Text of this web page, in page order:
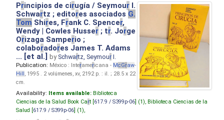
Principios de cirugía / Seymour I.
Schwartz ; editores asociados G.
Tom Shires, Frank C. Spencer,
Wendy | Cowles Husser ; tr. Jorge
Orizaga Samperio ;
colaboradores James T. Adams
... [et al.]by Schwartz, Seymour I.
Publication: México : Interamericana - McGraw-
Hill, 1995 . 2 volúmenes, xv, 2192 p. : il. ; 28.5 x 22
cm.
Availability: Items available: Biblioteca
Ciencias de la Salud Book Cart [ 617.9 / S399p-06 ] (1), Biblioteca Ciencias de la
Salud [ 617.9 / S399p-06 ] (1),